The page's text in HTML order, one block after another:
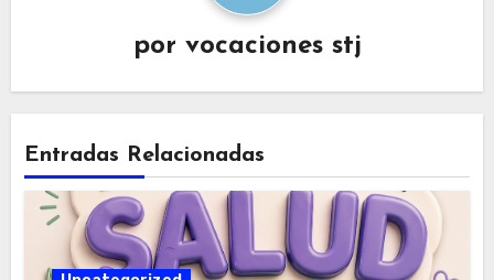
por vocaciones stj
Entradas Relacionadas